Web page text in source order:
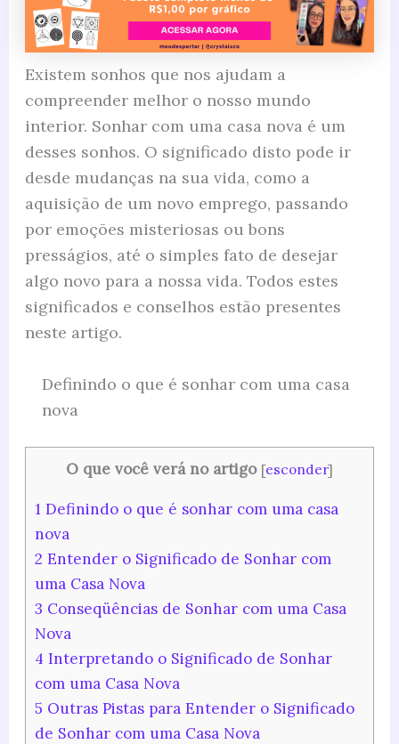
Existem sonhos que nos ajudam a
compreender melhor o nosso mundo
interior. Sonhar com uma casa nova é um
desses sonhos. O significado disto pode ir
desde mudanças na sua vida, como a
aquisição de um novo emprego, passando
por emoções misteriosas ou bons
presságios, até o simples fato de desejar
algo novo para a nossa vida. Todos estes
significados e conselhos estão presentes
neste artigo.
Definindo o que é sonhar com uma casa
nova
O que você verá no artigo [esconder]
1 Definindo o que é sonhar com uma casa
nova
2 Entender o Significado de Sonhar com
uma Casa Nova
3 Conseqüências de Sonhar com uma Casa
Nova
4 Interpretando o Significado de Sonhar
com uma Casa Nova
5 Outras Pistas para Entender o Significado
de Sonhar com uma Casa Nova